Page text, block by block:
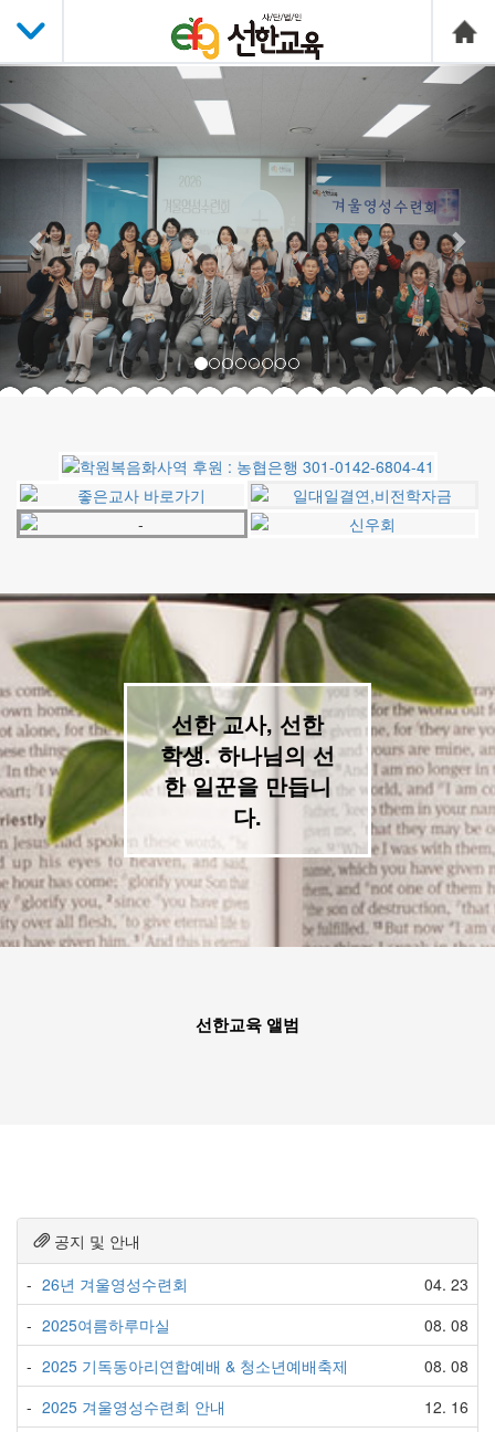
선한 교사, 선한
학생. 하나님의 선
한 일꾼을 만듭니
다.
선한교육 앨범
공지 및 안내
- 26년 겨울영성수련회
04. 23
- 2025여름하루마실
08. 08
- 2025 기독동아리연합예배 & 청소년예배축제
08. 08
- 2025 겨울영성수련회 안내
12. 16